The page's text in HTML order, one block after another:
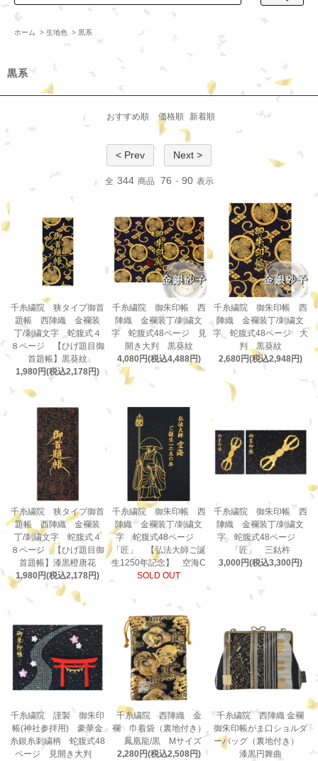
ホーム > 生地色 > 黒系
黒系
おすすめ順 価格順 新着順
< Prev Next >
全 344 商品 76 - 90 表示
千糸繍院 狭タイプ御首
題帳 西陣織 金襴装
丁/刺繍文字 蛇腹式４
８ページ 【ひげ題目御
首題帳】黒葵紋
1,980円(税込2,178円)
千糸繍院 御朱印帳 西
陣織 金襴装丁/刺繍文
字 蛇腹式48ページ 見
開き大判 黒葵紋
4,080円(税込4,488円)
千糸繍院 御朱印帳 西
陣織 金襴装丁/刺繍文
字 蛇腹式48ページ 大
判 黒葵紋
2,680円(税込2,948円)
千糸繍院 狭タイプ御首
題帳 西陣織 金襴装
丁/刺繍文字 蛇腹式４
８ページ 【ひげ題目御
首題帳】漆黒橙唐花
1,980円(税込2,178円)
千糸繍院 御朱印帳 西
陣織 金襴装丁/刺繍文
字 蛇腹式48ページ
「匠」 【弘法大師ご誕
生1250年記念】 空海C
SOLD OUT
千糸繍院 御朱印帳 西
陣織 金襴装丁/刺繍文
字 蛇腹式48ページ
「匠」 三鈷杵
3,000円(税込3,300円)
千糸繍院 謹製 御朱印
帳(神社参拝用) 豪華金
糸銀糸刺繍柄 蛇腹式48
ページ 見開き大判
千糸繍院 西陣織 金
襴 巾着袋（裏地付き）
鳳凰龍/黒 Mサイズ
2,280円(税込2,508円)
千糸繍院 西陣織 金襴
御朱印帳がま口ショルダ
ーバッグ（裏地付き）
漆黒円舞曲